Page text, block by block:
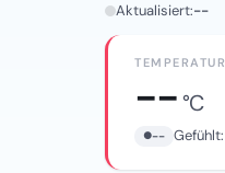
Aktualisiert:--
TEMPERATUR
--°C
-- Gefühlt: